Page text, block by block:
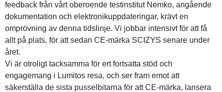
feedback från vårt oberoende testinstitut Nemko, angående
dokumentation och elektronikuppdateringar, krävt en
omprövning av denna tidslinje. Vi jobbar intensivt för att få
allt på plats, för att sedan CE-märka SCIZYS senare under
året.
Vi är otroligt tacksamma för ert fortsatta stöd och
engagemang i Lumitos resa, och ser fram emot att
säkerställa de sista pusselbitarna för att CE-märka, lansera